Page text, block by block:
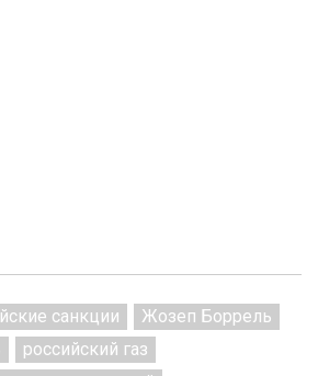
санкции
Жозеп Боррель
российский газ